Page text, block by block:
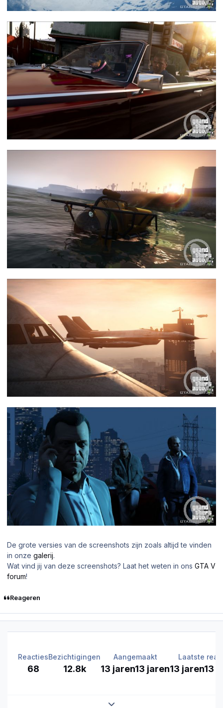
De grote versies van de screenshots zijn zoals altijd te vinden
in onze galerij.
Wat vind jij van deze screenshots? Laat het weten in ons GTA V
forum!
Reageren
Reacties
68
Bezichtigingen
12.8k
Aangemaakt
13 jaren13 jaren
Laatste
13 jaren13
Expand topic overview